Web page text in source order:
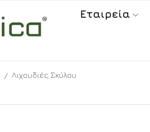
Εταιρεία
/ Λιχουδιές Σκύλου